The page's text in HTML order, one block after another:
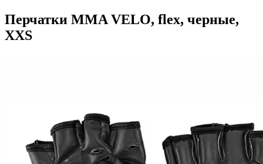
Перчатки MMA VELO, flex, черные,
XXS